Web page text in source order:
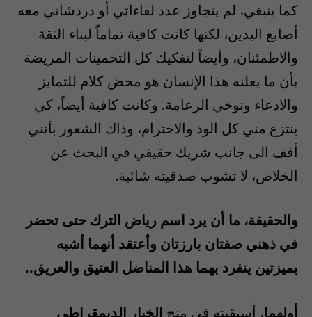
كما ينبغي، لم يتجاوز عدد لقاءاتي أو دردشاتي معه
أصابع اليدين، لكنها كانت كافية تماماً لبناء الثقة
والاطمئنان، وأيضاً لتفكيك كل التخمينات المريضة
بأن ما يعلنه هذا الإنسان هو محض كلام للتمايز
والادعاء وتوخي الزعامة. وكانت كافية أيضاً، كي
ينتزع مني كل الود والاحترام، وذاك الشعور بأنني
أقف الى جانب شريك حقيقي في البحث عن
الخلاص، لا تشوب صدقيته شائبة.
والحقيقة، ما أن يرد اسم رياض الترك حتى تحضر
في ذهني صفتان بارزتان وأعتقد أنهما أشبه
بميزتين ينفرد بهما هذا المناضل العتيق والعريق..
أولهما، أسبقيته في منح الخيار الديمقراطي